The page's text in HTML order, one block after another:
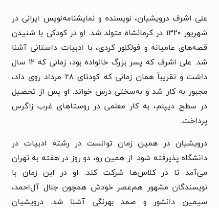
علی اشرف درویشیان، نویسنده و نمایشنامه‌نویس ایرانی در
شهریور ۱۳۲۰ در کرمانشاه متولد شد. او در کودکی با شنیدن
قصه‌های عامیانه و فولکلور کردی، با ادبیات داستانی آشنا
شد. علی اشرف که پسر بزرگ خانواده بود، زمانی که ۱۲ سال
داشت و تقریباً همان زمانی که کودتای ۲۸ مرداد روی داد،
مجبور به کار شد و به‌سختی درس خواند. او پس از تحصیل
در سطح دیپلم، به کار معلمی در روستاهای غرب زاگرس
پرداخت.
درویشیان در همین زمان توانست در رشته ادبیات در
دانشگاه پذیرفته شود. از همین رو، دو روز در هفته به تهران
می‌آمد تا در کلاس‌ها شرکت کند. او در این زمان با
نویسندگان مشهور هم‌عصر خودش همچون جلال آل‌احمد،
سیمین دانشور و صمد بهرنگی آشنا شد. درویشیان